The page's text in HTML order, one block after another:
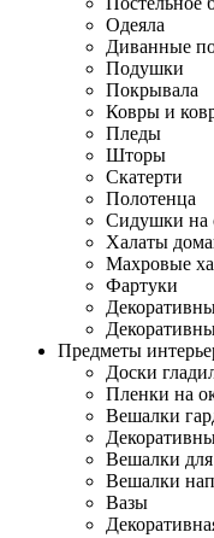
Одеяла
Диванные
Подушки
Покрывала
Ковры и
Пледы
Шторы
Скатерти
Полотенца
Сидушки на
Халаты
Махровые
Фартуки
Предметы
Доски
Пленки на
Вешалки
Вешалки
Вешалки
Вазы